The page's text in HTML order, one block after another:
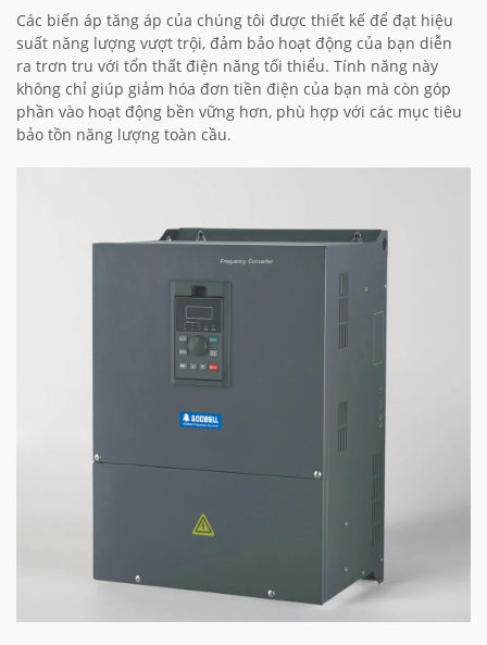
Các biến áp tăng áp của chúng tôi được thiết kế để đạt hiệu
suất năng lượng vượt trội, đảm bảo hoạt động của bạn diễn
ra trơn tru với tổn thất điện năng tối thiểu. Tính năng này
không chỉ giúp giảm hóa đơn tiền điện của bạn mà còn góp
phần vào hoạt động bền vững hơn, phù hợp với các mục tiêu
bảo tồn năng lượng toàn cầu.